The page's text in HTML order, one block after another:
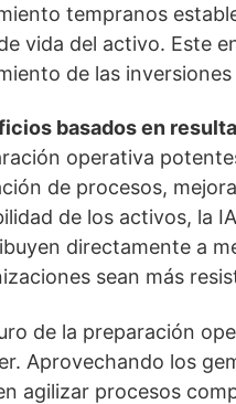
tempranos
vida del activo. Este
de las
basados en
operativa
de procesos,
de los activos, la
directamente a
sean más
de la preparación
Aprovechando los
agilizar procesos